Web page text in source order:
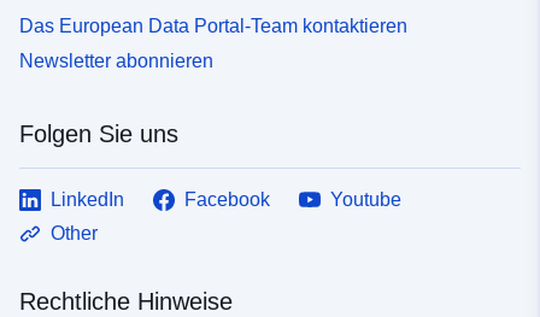
Das European Data Portal-Team kontaktieren
Newsletter abonnieren
Folgen Sie uns
LinkedIn Facebook
Youtube
Other
Rechtliche Hinweise